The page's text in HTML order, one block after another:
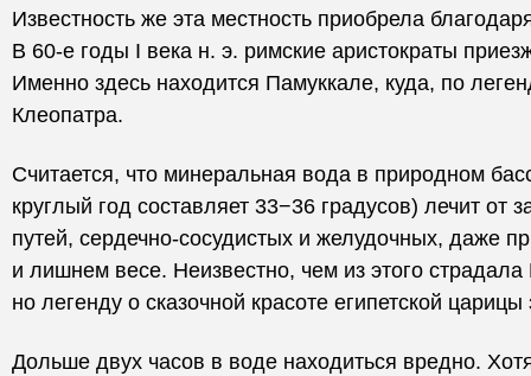
Известность же эта местность приобрела
В 60-е годы I века н. э. римские аристократы
Именно здесь находится Памуккале, куда, по
Клеопатра.
Считается, что минеральная вода в природном
круглый год составляет 33−36 градусов) лечит от
путей, сердечно-сосудистых и желудочных, даже
и лишнем весе. Неизвестно, чем из этого
но легенду о сказочной красоте египетской
Дольше двух часов в воде находиться вредно.